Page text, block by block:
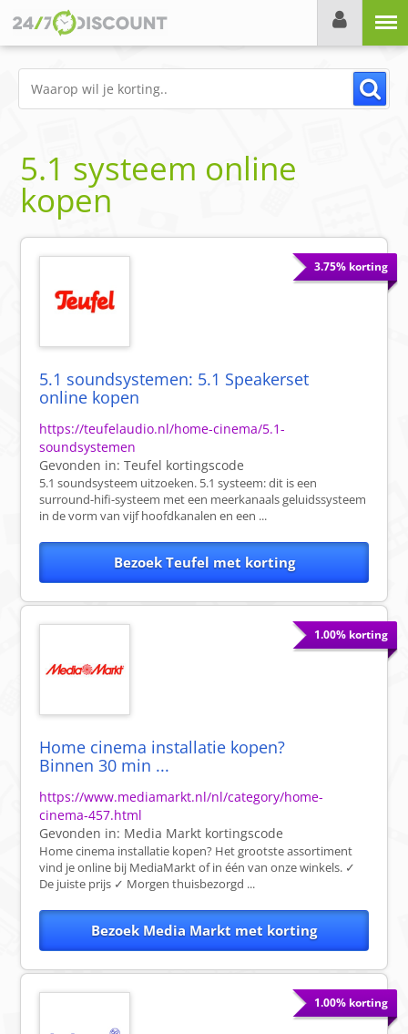
5.1 systeem online
kopen
3.75% korting
5.1 soundsystemen: 5.1 Speakerset
online kopen
https://teufelaudio.nl/home-cinema/5.1-
soundsystemen
Gevonden in:Teufel kortingscode
5.1 soundsysteem uitzoeken. 5.1 systeem: dit is een
surround-hifi-systeem met een meerkanaals geluidssysteem
in de vorm van vijf hoofdkanalen en een ...
Bezoek Teufel met korting
1.00% korting
Home cinema installatie kopen?
Binnen 30 min ...
https://www.mediamarkt.nl/nl/category/home-
cinema-457.html
Gevonden in: Media Markt kortingscode
Home cinema installatie kopen? Het grootste assortiment
vind je online bij MediaMarkt of in één van onze winkels. ✓
De juiste prijs ✓ Morgen thuisbezorgd ...
Bezoek Media Markt met korting
1.00% korting